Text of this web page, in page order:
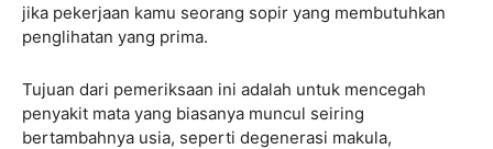
jika pekerjaan kamu seorang sopir yang membutuhkan
penglihatan yang prima.
Tujuan dari pemeriksaan ini adalah untuk mencegah
penyakit mata yang biasanya muncul seiring
bertambahnya usia, seperti degenerasi makula,